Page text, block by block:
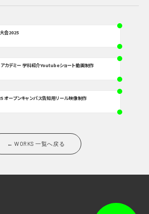
会2025
アカデミー 学科紹介Youtubeショート動画制作
オープンキャンパス告知用リール映像制作
← WORKS 一覧へ戻る